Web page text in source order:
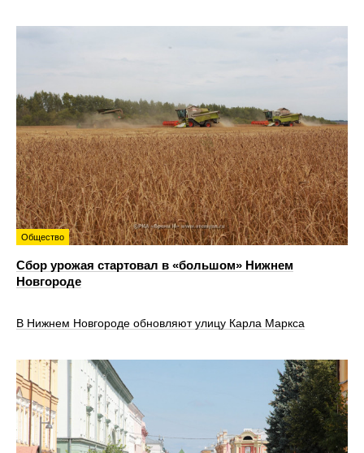
Общество
Сбор урожая стартовал в «большом» Нижнем
Новгороде
В Нижнем Новгороде обновляют улицу Карла Маркса